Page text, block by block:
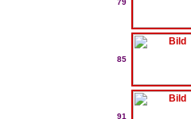
79
85
91